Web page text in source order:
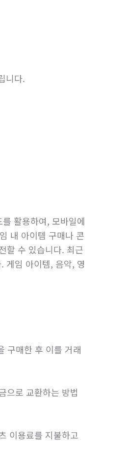
니다.
활용하여, 모바일에
내 아이템 구매나 콘
할 수 있습니다. 최근
게임 아이템, 음악, 영
구매한 후 이를 거래
으로 교환하는 방법
이용료를 지불하고